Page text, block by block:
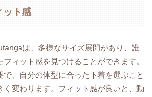
ット感
は、多様なサイズ展開があり、誰
フィット感を見つけることができます。
で、自分の体型に合った下着を選ぶこと
く変わります。フィット感が良いと、動